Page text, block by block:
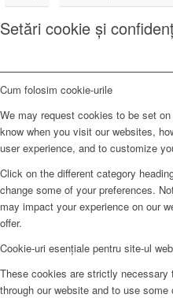
Setări cookie și
Cum folosim cookie-urile
We may request cookies to be set
know when you visit our websites,
user experience, and to customize
Click on the different category
change some of your preferences.
may impact your experience on our
offer.
Cookie-uri esențiale pentru site-ul web
These cookies are strictly
through our website and to use